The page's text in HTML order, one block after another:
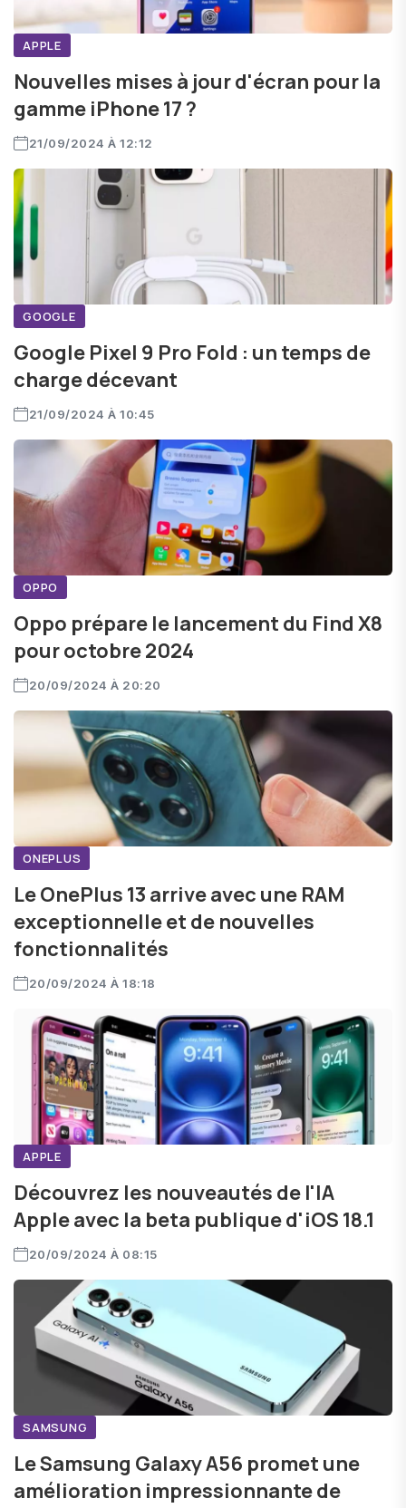
APPLE
Nouvelles mises à jour d'écran pour la
gamme iPhone 17 ?
21/09/2024 À 12:12
GOOGLE
Google Pixel 9 Pro Fold : un temps de
charge décevant
21/09/2024 À 10:45
OPPO
Oppo prépare le lancement du Find X8
pour octobre 2024
20/09/2024 À 20:20
ONEPLUS
Le OnePlus 13 arrive avec une RAM
exceptionnelle et de nouvelles
fonctionnalités
20/09/2024 À 18:18
APPLE
Découvrez les nouveautés de l'IA
Apple avec la beta publique d'iOS 18.1
20/09/2024 À 08:15
SAMSUNG
Le Samsung Galaxy A56 promet une
amélioration impressionnante de